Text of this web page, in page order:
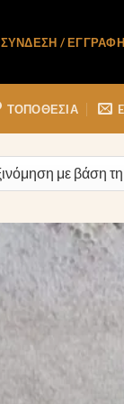
ΣΎΝΔΕΣΗ / ΕΓΓΡΑΦΉ
ΤΟΠΟΘΕΣΙΑ